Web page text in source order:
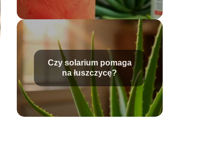
Czy solarium pomaga
na łuszczycę?